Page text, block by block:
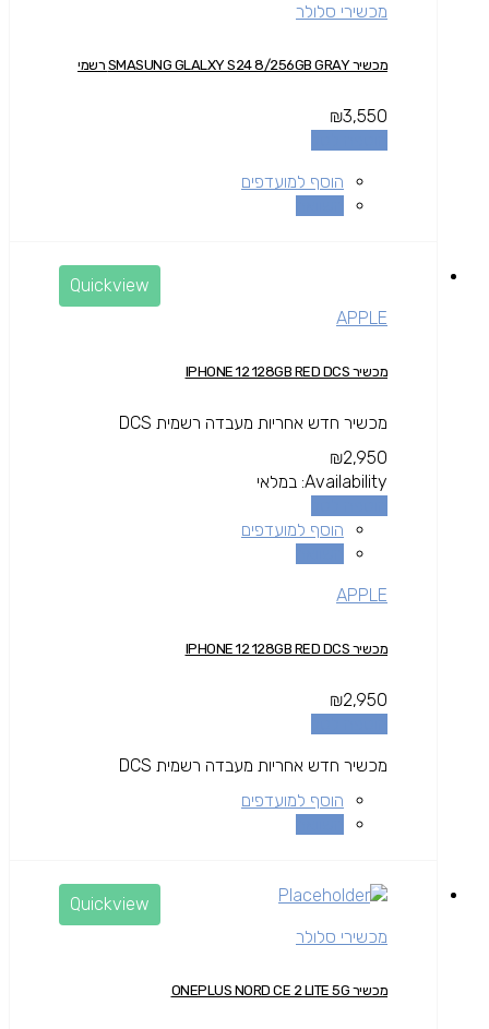
מכשירי סלולר
מכשיר SMASUNG GLALXY S24 8/256GB GRAY רשמי
₪3,550
הוסף למועדפים
Quickview
APPLE
מכשיר IPHONE 12 128GB RED DCS
מכשיר חדש אחריות מעבדה רשמית DCS
₪2,950
Availability: במלאי
הוסף למועדפים
APPLE
מכשיר IPHONE 12 128GB RED DCS
₪2,950
מכשיר חדש אחריות מעבדה רשמית DCS
הוסף למועדפים
Quickview
מכשירי סלולר
מכשיר ONEPLUS NORD CE 2 LITE 5G